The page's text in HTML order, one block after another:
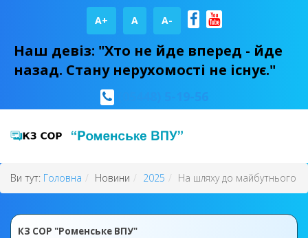
A+ А A-
Наш девіз: "Хто не йде вперед - йде
назад. Стану нерухомості не існує."
Ви тут: Головна Новини 2025 На шляху до майбутнього
КЗ СОР "Роменське ВПУ"